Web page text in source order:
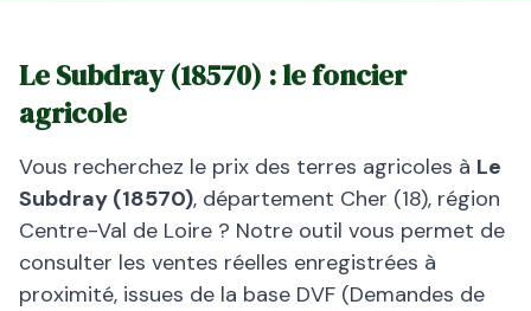
Le Subdray(18570) : le foncier
agricole
Vous recherchez le prix des terres agricoles à Le
Subdray (18570), département Cher (18), région
Centre-Val de Loire ? Notre outil vous permet de
consulter les ventes réelles enregistrées à
proximité, issues de la base DVF (Demandes de